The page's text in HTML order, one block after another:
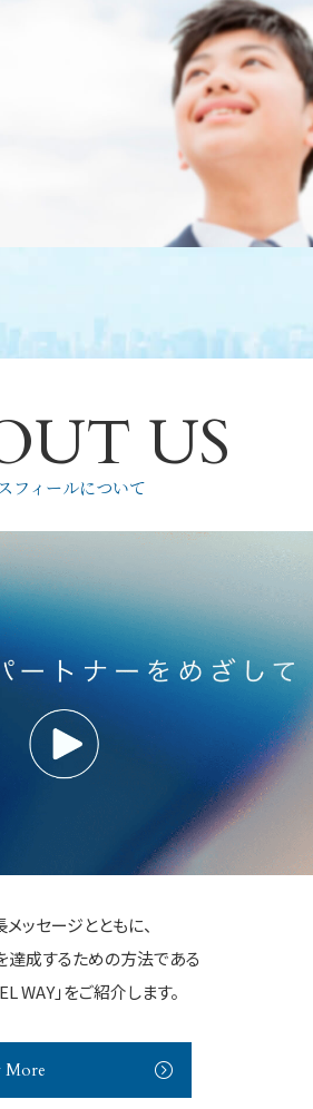
US
フィールについて
ッセージとともに、
達成するための方法である
WAY」をご紹介します。
More